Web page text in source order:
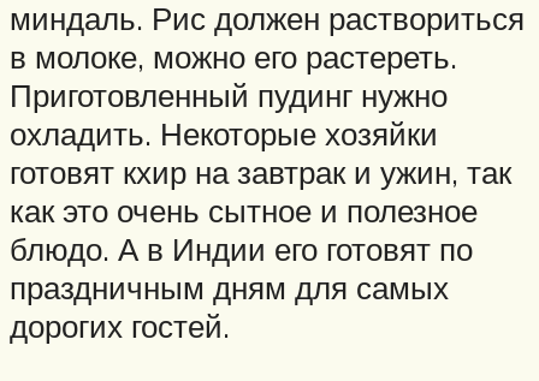
миндаль. Рис должен раствориться
в молоке, можно его растереть.
Приготовленный пудинг нужно
охладить. Некоторые хозяйки
готовят кхир на завтрак и ужин, так
как это очень сытное и полезное
блюдо. А в Индии его готовят по
праздничным дням для самых
дорогих гостей.